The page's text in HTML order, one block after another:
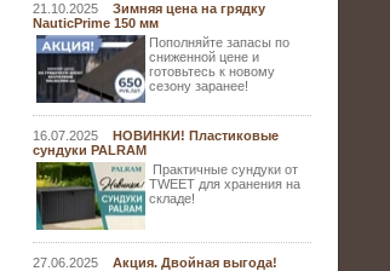
21.10.2025
Зимняя цена на грядку
NauticPrime 150 мм
Пополняйте запасы по
сниженной цене и
готовьтесь к новому
сезону заранее!
16.07.2025
НОВИНКИ! Пластиковые
сундуки PALRAM
Практичные сундуки от
TWEET для хранения на
складе!
27.06.2025
Акция. Двойная выгода!